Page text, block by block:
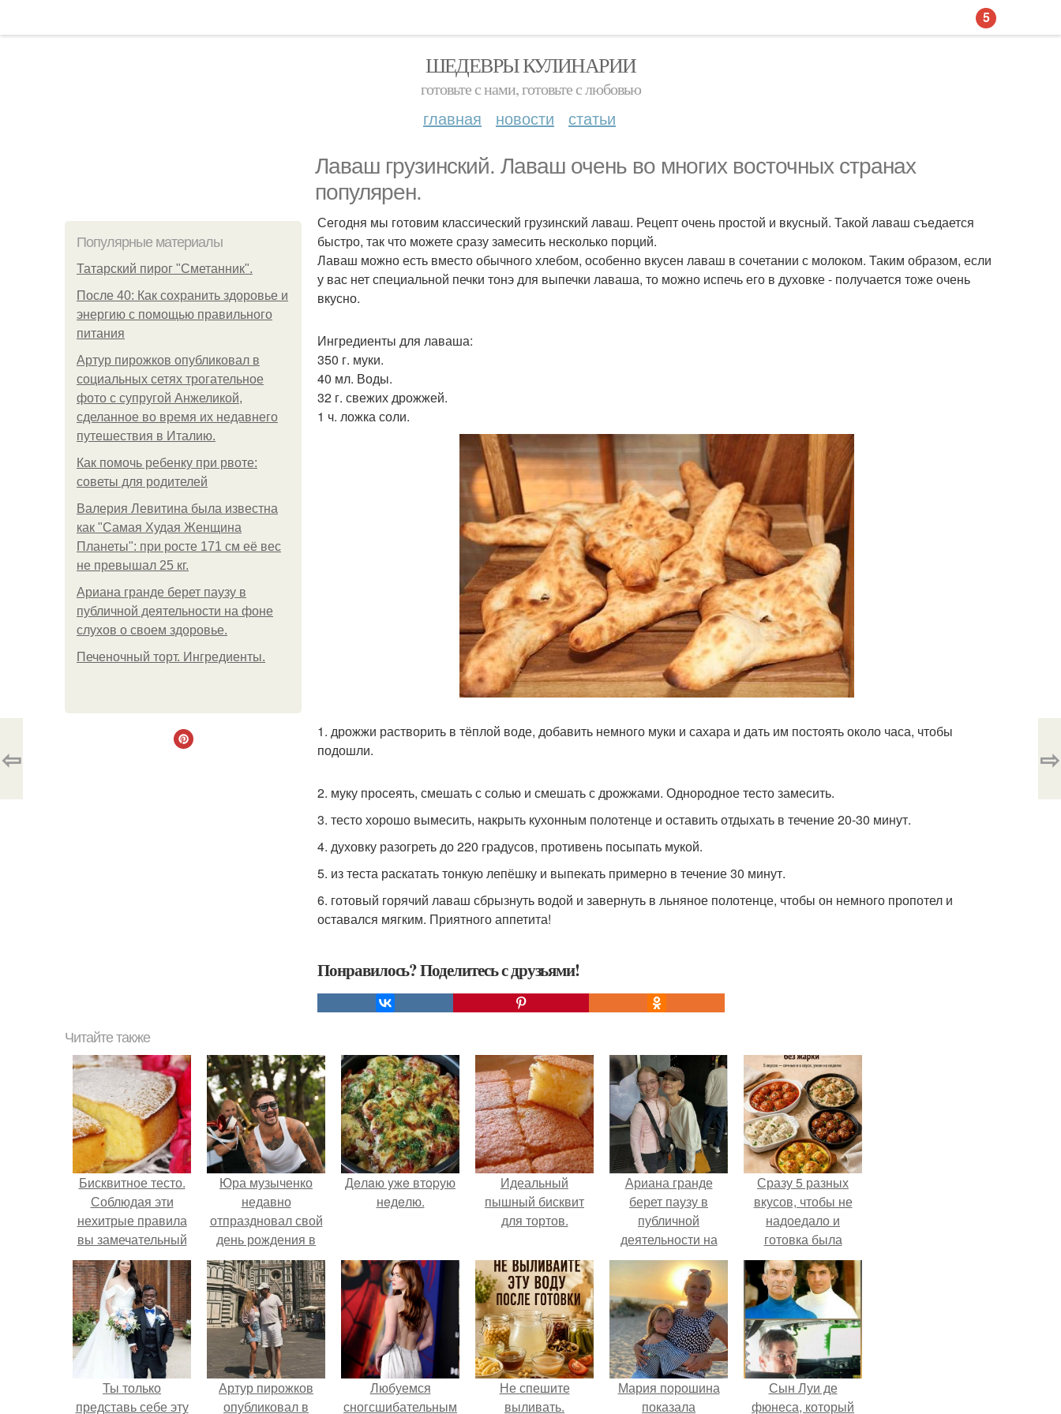
ШЕДЕВРЫ КУЛИНАРИИ
готовьте с нами, готовьте с любовью
главная новости статьи
Лаваш грузинский. Лаваш очень во многих восточных странах
популярен.
Популярные материалы
Татарский пирог "Сметанник".
После 40: Как сохранить здоровье и
энергию с помощью правильного
питания
Артур пирожков опубликовал в
социальных сетях трогательное
фото с супругой Анжеликой,
сделанное во время их недавнего
путешествия в Италию.
Как помочь ребенку при рвоте:
советы для родителей
Валерия Левитина была известна
как "Самая Худая Женщина
Планеты": при росте 171 см её вес
не превышал 25 кг.
Ариана гранде берет паузу в
публичной деятельности на фоне
слухов о своем здоровье.
Печеночный торт. Ингредиенты.
Сегодня мы готовим классический грузинский лаваш. Рецепт очень простой и вкусный. Такой лаваш съедается
быстро, так что можете сразу замесить несколько порций.
Лаваш можно есть вместо обычного хлебом, особенно вкусен лаваш в сочетании с молоком. Таким образом, если
у вас нет специальной печки тонэ для выпечки лаваша, то можно испечь его в духовке - получается тоже очень
вкусно.
Ингредиенты для лаваша:
350 г. муки.
40 мл. Воды.
32 г. свежих дрожжей.
1 ч. ложка соли.
1. дрожжи растворить в тёплой воде, добавить немного муки и сахара и дать им постоять около часа, чтобы
подошли.
2. муку просеять, смешать с солью и смешать с дрожжами. Однородное тесто замесить.
3. тесто хорошо вымесить, накрыть кухонным полотенце и оставить отдыхать в течение 20-30 минут.
4. духовку разогреть до 220 градусов, противень посыпать мукой.
5. из теста раскатать тонкую лепёшку и выпекать примерно в течение 30 минут.
6. готовый горячий лаваш сбрызнуть водой и завернуть в льняное полотенце, чтобы он немного пропотел и
оставался мягким. Приятного аппетита!
Понравилось? Поделитесь с друзьями!
⇦ ⇨
Читайте также
Бисквитное тесто.
Соблюдая эти
нехитрые правила
вы замечательный
бисквит по любому
испечёте.
Юра музыченко
недавно
отпраздновал свой
день рождения в
кругу самых
близких и родных
людей.
Дeлaю yжe втopую
нeдeлю.
Идеальный
пышный бисквит
для тортов.
Ариана гранде
берет паузу в
публичной
деятельности на
фоне слухов о
своем здоровье.
Сразу 5 разных
вкусов, чтобы не
надоедало и
готовка была
проще.
Ты только
представь себе эту
Артур пирожков
опубликовал в
Любуемся
сногсшибательным
Не спешите
выливать.
Мария порошина
показала
Сын Луи де
фюнеса, который
5